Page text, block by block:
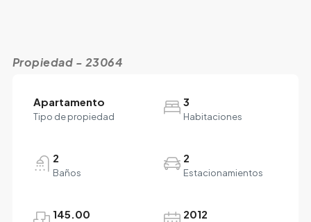
Propiedad - 23064
Apartamento
Tipo de propiedad
3
Habitaciones
2
Baños
2
Estacionamientos
145.00 2012